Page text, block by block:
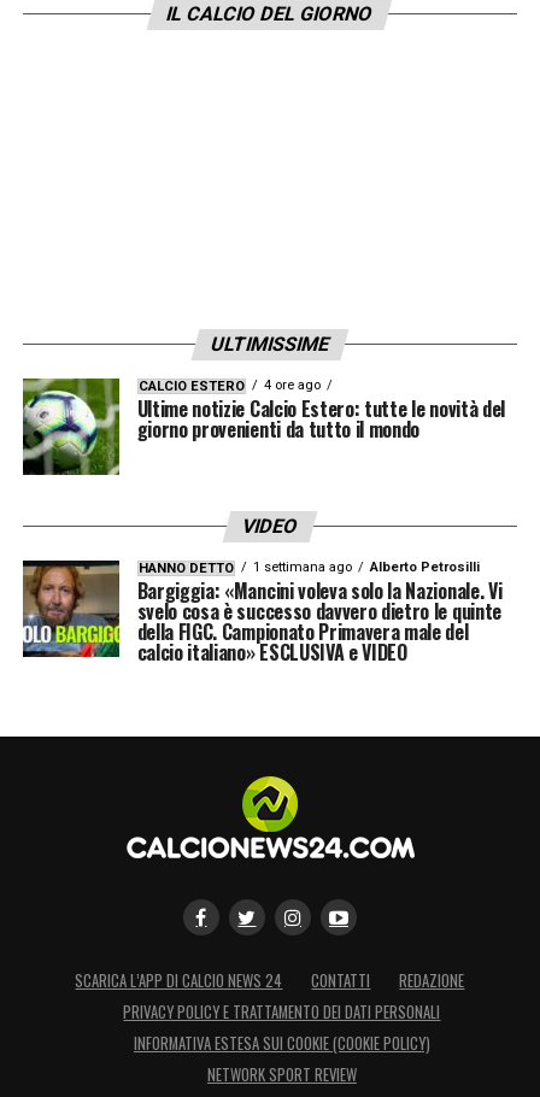
IL CALCIO DEL GIORNO
ULTIMISSIME
CALCIO ESTERO 4 ore ago
Ultime notizie Calcio Estero: tutte le novità del
giorno provenienti da tutto il mondo
VIDEO
HANNO DETTO 1 settimana ago Alberto Petrosilli
Bargiggia: «Mancini voleva solo la Nazionale. Vi
svelo cosa è successo davvero dietro le quinte
della FIGC. Campionato Primavera male del
calcio italiano» ESCLUSIVA e VIDEO
SCARICA L’APP DI CALCIO NEWS 24 CONTATTI
REDAZIONE
PRIVACY POLICY E TRATTAMENTO DEI DATI PERSONALI
INFORMATIVA ESTESA SUI COOKIE (COOKIE POLICY)
NETWORK SPORT REVIEW